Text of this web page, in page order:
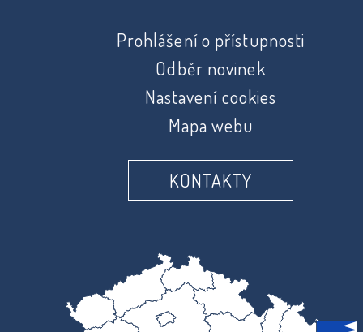
Prohlášení o přístupnosti
Odběr novinek
Nastavení cookies
Mapa webu
KONTAKTY